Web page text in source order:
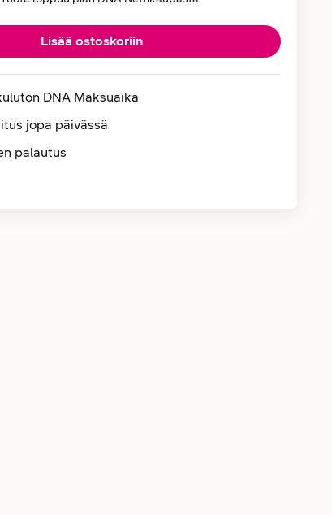
Lisää ostoskoriin
DNA Maksuaika
jopa päivässä
palautus